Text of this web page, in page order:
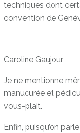
techniques dont
convention de
Caroline Gaujour
Je ne mentionne
manucurée et
vous-plait.
Enfin, puisqu’on